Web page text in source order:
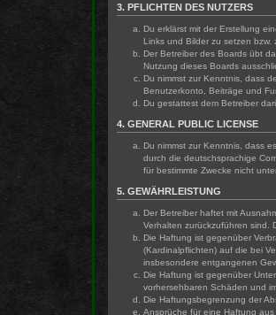
3. PFLICHTEN DES NUTZERS
Du erklärst mit der Erstellung
Links und Bilder zu setzen bzw.
Der Betreiber des Boards übt
Nutzung dieses Boards
Du nimmst zur Kenntnis, dass
Benutzerkonto, Beiträge und
Du gestattest dem Betreiber
4. GENERAL PUBLIC LICENSE
Du nimmst zur Kenntnis, dass
durch die deutschsprachige
für bestimmte Zwecke nicht
5. GEWÄHRLEISTUNG
Der Betreiber haftet mit
Verhalten zurückzuführen sind.
Die Haftung ist gegenüber
(Kardinalpflichten) auf die bei
insbesondere entgangenen
Die Haftung ist gegenüber
vorhersehbaren Schäden und
Die Haftungsbegrenzung der
Ansprüche für eine Haftung